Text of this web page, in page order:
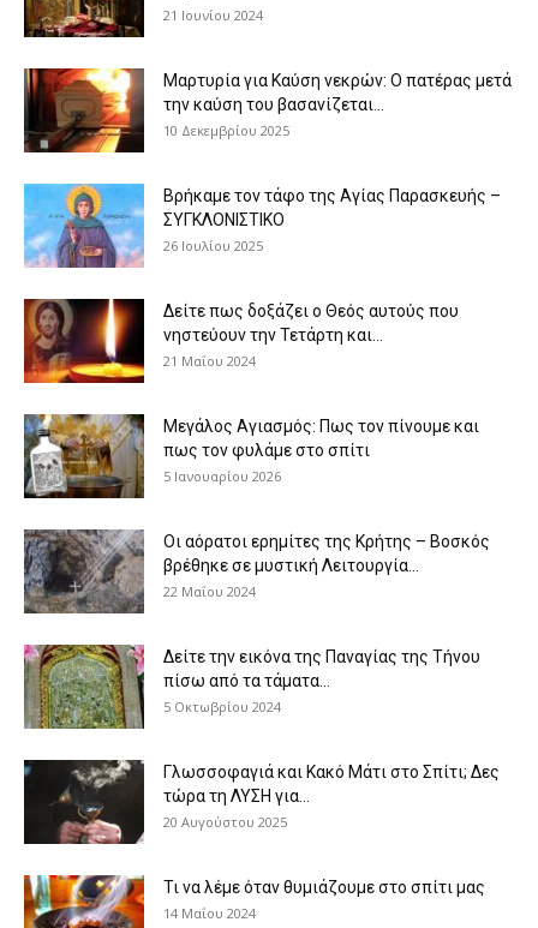
21 Ιουνίου 2024
Μαρτυρία για Καύση νεκρών: Ο πατέρας μετά
την καύση του βασανίζεται...
10 Δεκεμβρίου 2025
Βρήκαμε τον τάφο της Αγίας Παρασκευής –
ΣΥΓΚΛΟΝΙΣΤΙΚΟ
26 Ιουλίου 2025
Δείτε πως δοξάζει ο Θεός αυτούς που
νηστεύουν την Τετάρτη και...
21 Μαΐου 2024
Μεγάλος Αγιασμός: Πως τον πίνουμε και
πως τον φυλάμε στο σπίτι
5 Ιανουαρίου 2026
Οι αόρατοι ερημίτες της Κρήτης – Βοσκός
βρέθηκε σε μυστική Λειτουργία...
22 Μαΐου 2024
Δείτε την εικόνα της Παναγίας της Τήνου
πίσω από τα τάματα...
5 Οκτωβρίου 2024
Γλωσσοφαγιά και Κακό Μάτι στο Σπίτι; Δες
τώρα τη ΛΥΣΗ για...
20 Αυγούστου 2025
Τι να λέμε όταν θυμιάζουμε στο σπίτι μας
14 Μαΐου 2024